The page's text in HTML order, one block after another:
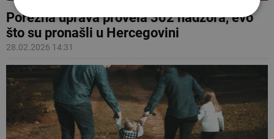
Porezna uprava provela 302 nadzora, evo
što su pronašli u Hercegovini
28.02.2026 14:31